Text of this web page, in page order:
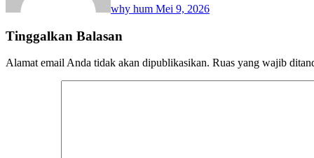
why hum Mei 9, 2026
Tinggalkan Balasan
Alamat email Anda tidak akan dipublikasikan. Ruas yang wajib